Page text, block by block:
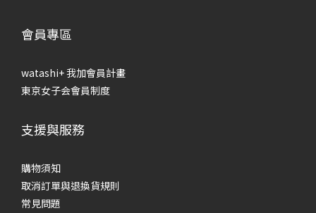
會員專區
watashi+ 我加會員計畫
東京女子会會員制度
支援與服務
購物須知
取消訂單與退換貨規則
常見問題